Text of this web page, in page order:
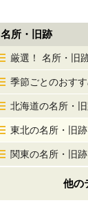
名所・旧跡
厳選！ 名所・旧
季節ごとのおす
北海道の名所・
東北の名所・旧跡
関東の名所・旧跡
他の